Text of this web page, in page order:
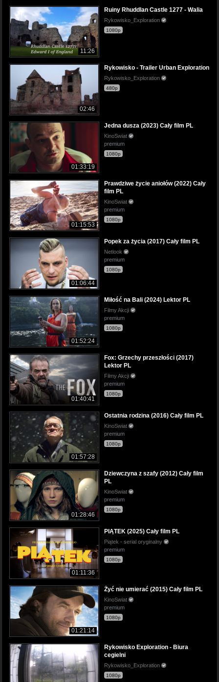
11:26
Ruiny Rhuddlan Castle 1277 - Walia
Rykowisko_Exploration
1080p
02:46
Rykowisko - Trailer Urban Exploration
Rykowisko_Exploration
480p
01:33:19
Jedna dusza (2023) Cały film PL
KinoSwiat
premium
1080p
01:15:53
Prawdziwe życie aniołów (2022) Cały
film PL
KinoSwiat
premium
1080p
01:06:44
Popek za życia (2017) Cały film PL
Netlook
premium
1080p
01:52:24
Miłość na Bali (2024) Lektor PL
Filmy Akcji
premium
1080p
01:40:41
Fox: Grzechy przeszłości (2017)
Lektor PL
Filmy Akcji
premium
1080p
01:57:28
Ostatnia rodzina (2016) Cały film PL
KinoSwiat
premium
1080p
01:28:46
Dziewczyna z szafy (2012) Cały film
PL
KinoSwiat
premium
1080p
01:11:36
PIĄTEK (2025) Cały film PL
Piątek - serial oryginalny
premium
1080p
01:21:14
Żyć nie umierać (2015) Cały film PL
KinoSwiat
premium
1080p
Rykowisko Exploration - Biura
cegielni
Rykowisko_Exploration
1080p